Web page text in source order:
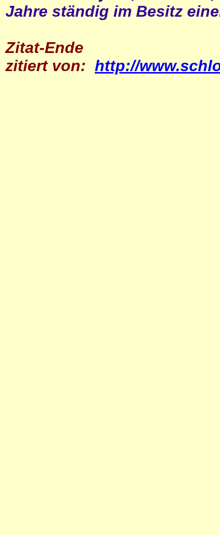
Jahre ständig im Besitz
Zitat-Ende
zitiert von: http://